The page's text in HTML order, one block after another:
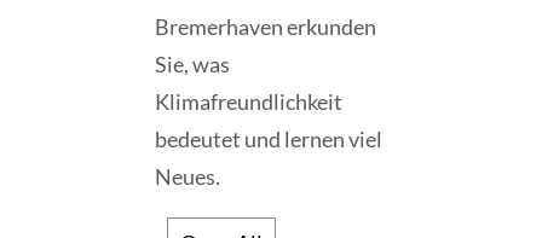
Bremerhaven erkunden
Sie, was
Klimafreundlichkeit
bedeutet und lernen viel
Neues.